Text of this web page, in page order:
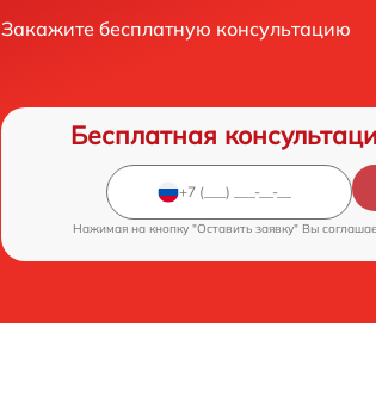
Закажите бесплатную консультацию
Бесплатная
Нажимая на кнопку "Оставить заявку" Вы